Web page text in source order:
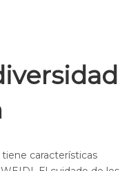
características